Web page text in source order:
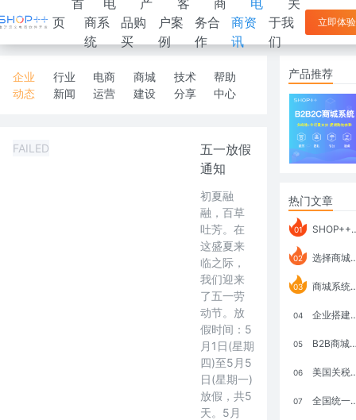
首
页
电
商系
统
产
品购
买
客
户案
例
商
务合
作
电
商资
讯
关
于我
们
立即体验
企业
动态
行业
新闻
电商
运营
商城
建设
技术
分享
帮助
中心
FAILED
五一放假
通知
初夏融
融，百草
吐芳。在
这盛夏来
临之际，
我们迎来
了五一劳
动节。放
假时间：5
月1日(星期
四)至5月5
日(星期一)
放假，共5
天。5月
产品推荐
热门文章
01 SHOP++ B2B2C V9.1 全新发布 新亮点
02 选择商城系统要考虑哪些问题？
03 商城系统如何打通跨境电商模式？
04 企业搭建积分商城系统要注意什么？
05 B2B商城系统搭建：开发语言、功能、优势分析
06 美国关税政策冲击全球电商格局：五大类平台受重创，转型与自救成关键
07 全国统一大市场：电商如何掘金新蓝海？